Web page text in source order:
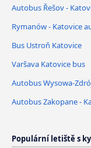
Autobus Řešov -
Rymanów - Katovice
Bus Ustroň Katovice
Varšava Katovice bus
Autobus Wysowa-
Autobus Zakopane -
Populární letiště s